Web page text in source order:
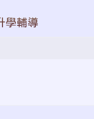
學輔導